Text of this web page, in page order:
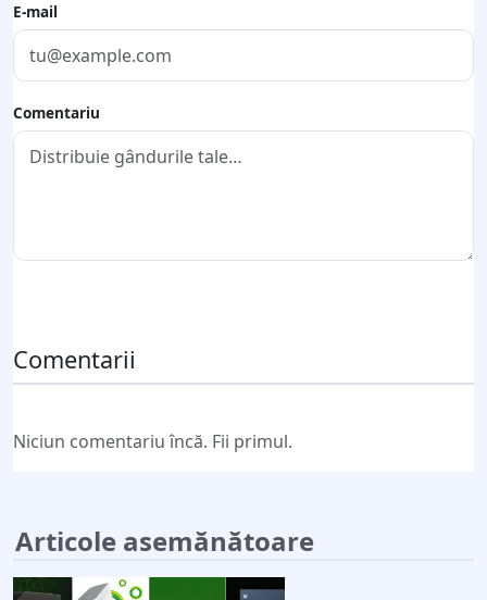
E-mail
Comentariu
Comentarii
Niciun comentariu încă. Fii primul.
Articole asemănătoare